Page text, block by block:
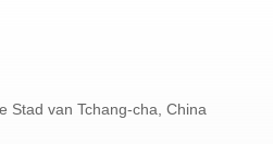
Stad van Tchang-cha, China